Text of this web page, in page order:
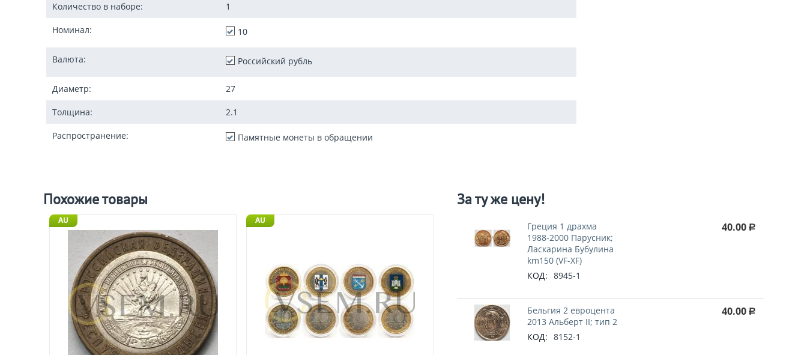
Количество в наборе: 1
Номинал: 10
Валюта: Российский рубль
Диаметр: 27
Толщина: 2.1
Распространение: Памятные монеты в обращении
Похожие товары
AU AU
За ту же цену!
Греция 1 драхма
1988-2000 Парусник;
Ласкарина Бубулина
km150 (VF-XF)
КОД: 8945-1
40.00 Р
Бельгия 2 евроцента
2013 Альберт II; тип 2
КОД: 8152-1
40.00 Р